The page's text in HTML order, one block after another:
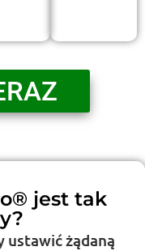
jest tak
ustawić żądaną